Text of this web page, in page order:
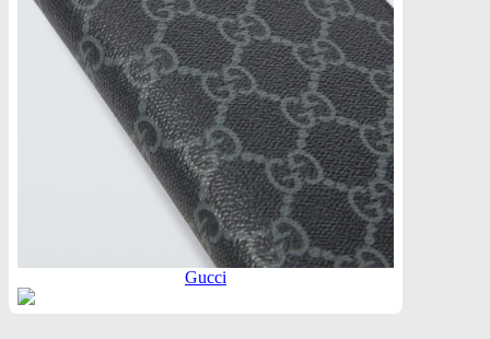
Gucci